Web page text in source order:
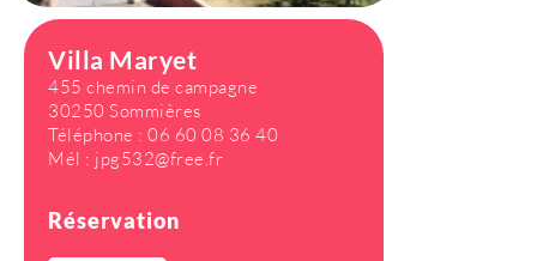
Villa Maryet
455 chemin de campagne
30250 Sommières
Téléphone : 06 60 08 36 40
Mél : jpg532@free.fr
Réservation